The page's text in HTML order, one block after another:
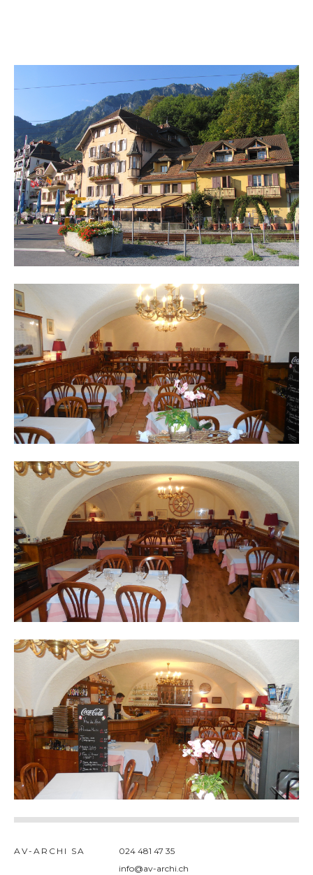
AV-ARCHI SA
024 481 47 35
info@av-archi.ch